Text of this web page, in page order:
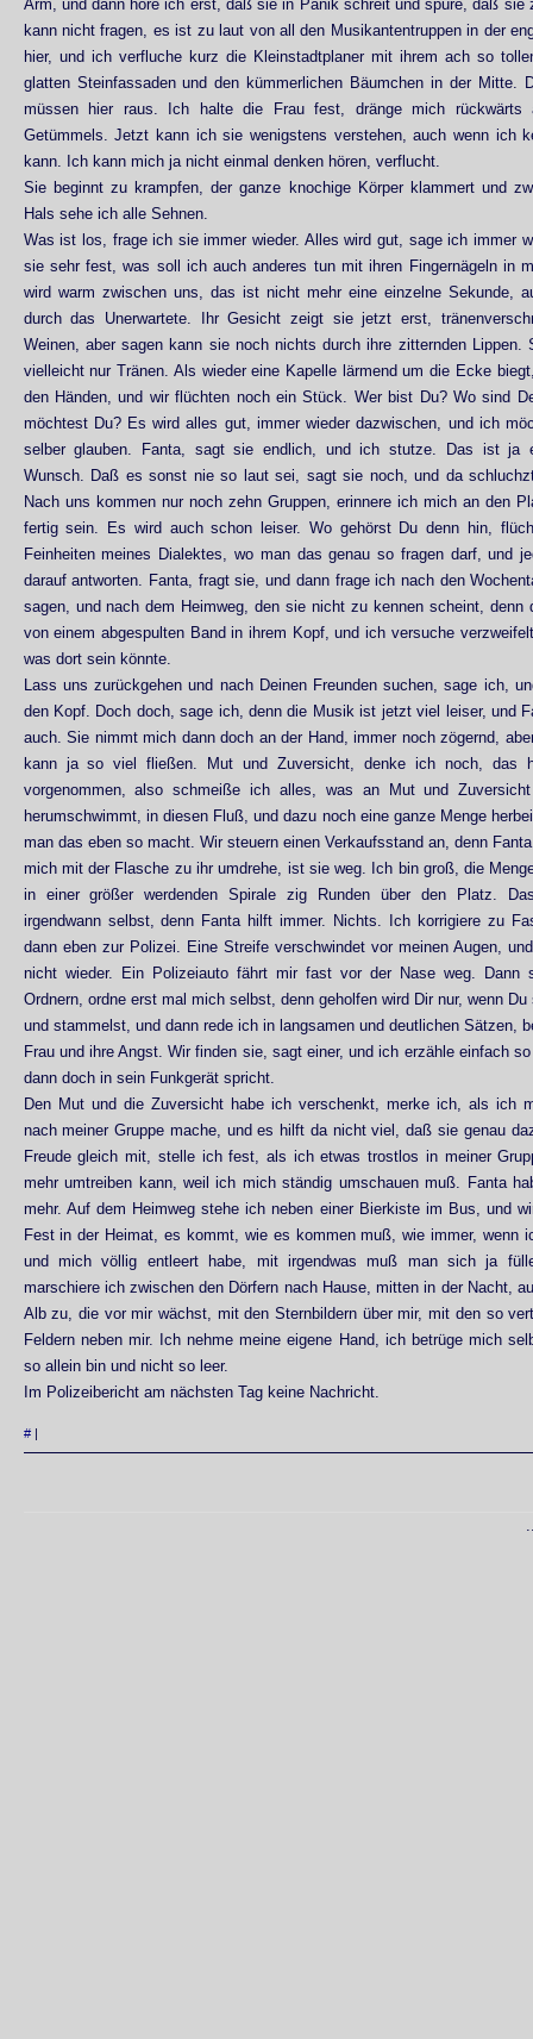
Arm, und dann höre ich erst, daß sie in Panik schreit und spüre, daß sie
kann nicht fragen, es ist zu laut von all den Musikantentruppen in der
hier, und ich verfluche kurz die Kleinstadtplaner mit ihrem ach so
glatten Steinfassaden und den kümmerlichen Bäumchen in der Mitte.
müssen hier raus. Ich halte die Frau fest, dränge mich rückwärts
Getümmels. Jetzt kann ich sie wenigstens verstehen, auch wenn ich
kann. Ich kann mich ja nicht einmal denken hören, verflucht.
Sie beginnt zu krampfen, der ganze knochige Körper klammert und
Hals sehe ich alle Sehnen.
Was ist los, frage ich sie immer wieder. Alles wird gut, sage ich immer
sie sehr fest, was soll ich auch anderes tun mit ihren Fingernägeln in
wird warm zwischen uns, das ist nicht mehr eine einzelne Sekunde,
durch das Unerwartete. Ihr Gesicht zeigt sie jetzt erst,
Weinen, aber sagen kann sie noch nichts durch ihre zitternden Lippen.
vielleicht nur Tränen. Als wieder eine Kapelle lärmend um die Ecke
den Händen, und wir flüchten noch ein Stück. Wer bist Du? Wo sind
möchtest Du? Es wird alles gut, immer wieder dazwischen, und ich
selber glauben. Fanta, sagt sie endlich, und ich stutze. Das ist ja
Wunsch. Daß es sonst nie so laut sei, sagt sie noch, und da
Nach uns kommen nur noch zehn Gruppen, erinnere ich mich an den
fertig sein. Es wird auch schon leiser. Wo gehörst Du denn hin,
Feinheiten meines Dialektes, wo man das genau so fragen darf, und
darauf antworten. Fanta, fragt sie, und dann frage ich nach den
sagen, und nach dem Heimweg, den sie nicht zu kennen scheint, denn
von einem abgespulten Band in ihrem Kopf, und ich versuche
was dort sein könnte.
Lass uns zurückgehen und nach Deinen Freunden suchen, sage ich,
den Kopf. Doch doch, sage ich, denn die Musik ist jetzt viel leiser, und
auch. Sie nimmt mich dann doch an der Hand, immer noch zögernd,
kann ja so viel fließen. Mut und Zuversicht, denke ich noch, das
vorgenommen, also schmeiße ich alles, was an Mut und
herumschwimmt, in diesen Fluß, und dazu noch eine ganze Menge
man das eben so macht. Wir steuern einen Verkaufsstand an, denn
mich mit der Flasche zu ihr umdrehe, ist sie weg. Ich bin groß, die
in einer größer werdenden Spirale zig Runden über den Platz.
irgendwann selbst, denn Fanta hilft immer. Nichts. Ich korrigiere zu
dann eben zur Polizei. Eine Streife verschwindet vor meinen Augen,
nicht wieder. Ein Polizeiauto fährt mir fast vor der Nase weg. Dann
Ordnern, ordne erst mal mich selbst, denn geholfen wird Dir nur, wenn
und stammelst, und dann rede ich in langsamen und deutlichen Sätzen,
Frau und ihre Angst. Wir finden sie, sagt einer, und ich erzähle einfach
dann doch in sein Funkgerät spricht.
Den Mut und die Zuversicht habe ich verschenkt, merke ich, als ich
nach meiner Gruppe mache, und es hilft da nicht viel, daß sie genau
Freude gleich mit, stelle ich fest, als ich etwas trostlos in meiner
mehr umtreiben kann, weil ich mich ständig umschauen muß. Fanta
mehr. Auf dem Heimweg stehe ich neben einer Bierkiste im Bus, und
Fest in der Heimat, es kommt, wie es kommen muß, wie immer, wenn
und mich völlig entleert habe, mit irgendwas muß man sich ja
marschiere ich zwischen den Dörfern nach Hause, mitten in der Nacht,
Alb zu, die vor mir wächst, mit den Sternbildern über mir, mit den so
Feldern neben mir. Ich nehme meine eigene Hand, ich betrüge mich
so allein bin und nicht so leer.
Im Polizeibericht am nächsten Tag keine Nachricht.
#|